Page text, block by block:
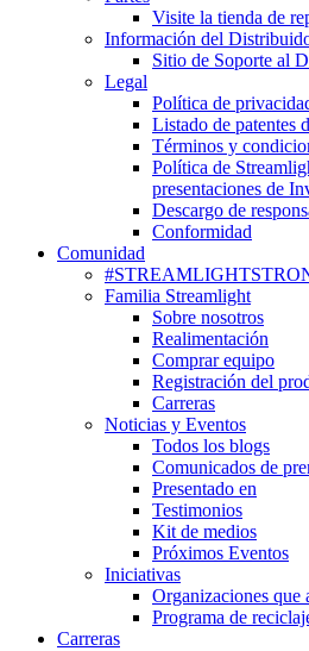
Visite la tienda de
Información del
Sitio de Soporte al
Legal
Política de
Listado de patentes
Términos y
Política de
presentaciones de
Descargo de
Conformidad
Comunidad
Familia Streamlight
Sobre nosotros
Realimentación
Comprar equipo
Registración del
Carreras
Noticias y Eventos
Todos los blogs
Comunicados de
Presentado en
Testimonios
Kit de medios
Próximos Eventos
Iniciativas
Organizaciones que
Programa de
Carreras